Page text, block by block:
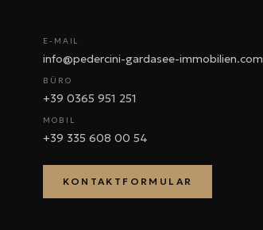
E-MAIL
info@pedercini-gardasee-immobilien.com
BÜRO
+39 0365 951 251
MOBIL
+39 335 608 00 54
KONTAKTFORMULAR